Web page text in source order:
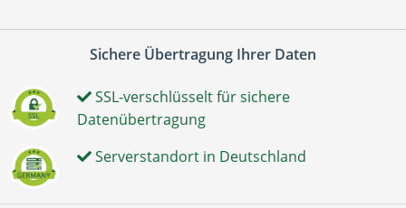
Sichere Übertragung Ihrer Daten
SSL-verschlüsselt für sichere
Datenübertragung
Serverstandort in Deutschland